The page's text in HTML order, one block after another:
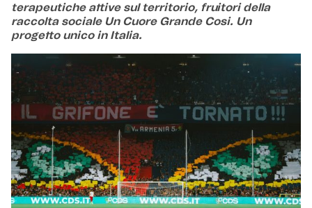
terapeutiche attive sul territorio, fruitori della
raccolta sociale Un Cuore Grande Cosi. Un
progetto unico in Italia.